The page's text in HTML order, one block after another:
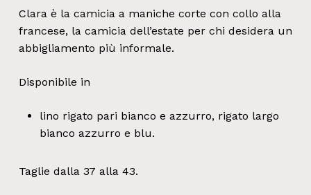
Clara è la camicia a maniche corte con collo alla
francese, la camicia dell’estate per chi desidera un
abbigliamento più informale.
Disponibile in
lino rigato pari bianco e azzurro, rigato largo
bianco azzurro e blu.
Taglie dalla 37 alla 43.